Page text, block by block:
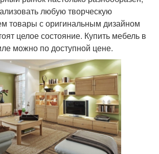
любую творческую
товары с оригинальным дизайном
целое состояние. Купить мебель в
можно по доступной цене.